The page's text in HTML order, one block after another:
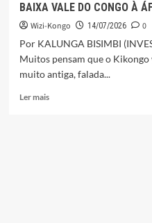
BAIXA VALE DO CONGO À
Wizi-Kongo 14/07/2026
0
Por KALUNGA BISIMBI
Muitos pensam que o
muito antiga, falada...
Ler maisLeia